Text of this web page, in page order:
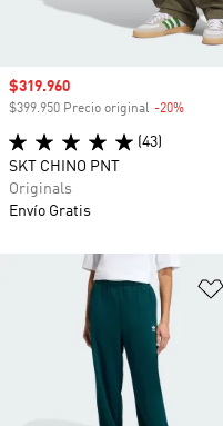
Precio de venta
$319.960
$399.950 Precio original -20%
(43)
SKT CHINO PNT
Originals
Envío Gratis